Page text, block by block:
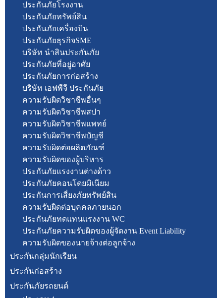
ประกันภัยโรงงาน
ประกันภัยทรัพย์สิน
ประกันภัยเครื่องบิน
ประกันภัยธุรกิจSME
บริษัท นำสินประกันภัย
ประกันภัยที่อยู่อาศัย
ประกันภัยการก่อสร้าง
บริษัท เอฟพีจี ประกันภัย
ความรับผิดวิชาชีพอื่นๆ
ความรับผิดวิชาชีพสปา
ความรับผิดวิชาชีพแพทย์
ความรับผิดวิชาชีพบัญชี
ความรับผิดต่อผลิตภัณฑ์
ความรับผิดของผู้บริหาร
ประกันภัยแรงงานต่างด้าว
ประกันภัยคอนโดยมิเนียม
ประกันการเสี่ยงภัยทรัพย์สิน
ความรับผิดต่อบุคคลภายนอก
ประกันภัยทดแทนแรงงาน WC
ประกันภัยความรับผิดของผู้จัดงาน Event Liability
ความรับผิดของนายจ้างต่อลูกจ้าง
ประกันกลุ่มนักเรียน
ประกันก่อสร้าง
ประกันภัยรถยนต์